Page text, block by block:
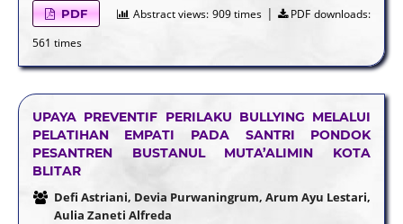
PDF Abstract views: 909 times |
PDF downloads:
561 times
UPAYA PREVENTIF PERILAKU BULLYING MELALUI
PELATIHAN EMPATI PADA SANTRI PONDOK
PESANTREN BUSTANUL MUTA’ALIMIN KOTA
BLITAR
Defi Astriani, Devia Purwaningrum, Arum Ayu Lestari,
Aulia Zaneti Alfreda